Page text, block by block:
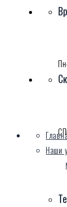
Наши